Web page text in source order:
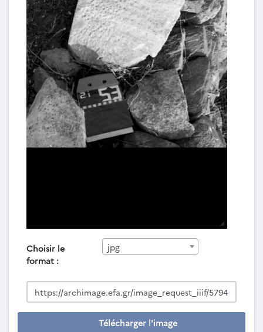
Choisir le
format :
jpg
Télécharger l'image